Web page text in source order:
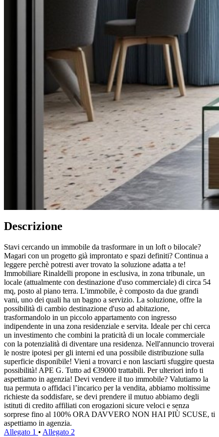
Descrizione
Stavi cercando un immobile da trasformare in un loft o bilocale?
Magari con un progetto già improntato e spazi definiti? Continua a
leggere perchè potresti aver trovato la soluzione adatta a te!
Immobiliare Rinaldelli propone in esclusiva, in zona tribunale, un
locale (attualmente con destinazione d'uso commerciale) di circa 54
mq, posto al piano terra. L'immobile, è composto da due grandi
vani, uno dei quali ha un bagno a servizio. La soluzione, offre la
possibilità di cambio destinazione d'uso ad abitazione,
trasformandolo in un piccolo appartamento con ingresso
indipendente in una zona residenziale e servita. Ideale per chi cerca
un investimento che combini la praticità di un locale commerciale
con la potenzialità di diventare una residenza. Nell'annuncio troverai
le nostre ipotesi per gli interni ed una possibile distribuzione sulla
superficie disponibile! Vieni a trovarci e non lasciarti sfuggire questa
possibilità! APE G. Tutto ad €39000 trattabili. Per ulteriori info ti
aspettiamo in agenzia! Devi vendere il tuo immobile? Valutiamo la
tua permuta o affidaci l’incarico per la vendita, abbiamo moltissime
richieste da soddisfare, se devi prendere il mutuo abbiamo degli
istituti di credito affiliati con erogazioni sicure veloci e senza
sorprese fino al 100% ORA DAVVERO NON HAI PIÙ SCUSE, ti
aspettiamo in agenzia.
Allegato 1 • Allegato 2